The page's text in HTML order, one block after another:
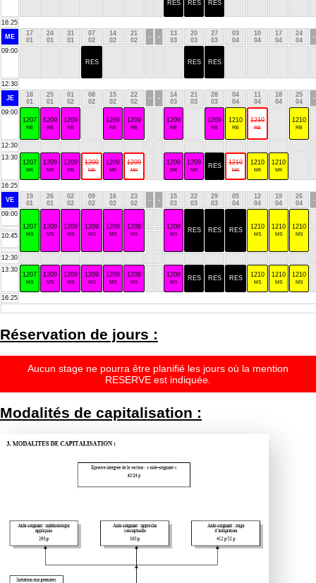
RES RES RES
16:25
ME
17
01
24
01
31
01
07
02
14
02
21
02
- -
13
03
20
03
27
03
03
04
10
04
17
04
24
04
-
09:00
RES
RES RES
12:30
JE
18
01
25
01
01
02
08
02
15
02
22
02
- -
14
03
21
03
28
03
04
04
11
04
18
04
25
04
-
09:00
1207
RB
1209
RB
1209
RB
1209
RB
1209
RB
1209
RB
1209
RB
1210
RB
1210
RB
1210
RB
12:30
13:30
1207
MK
1209
MK
1209
MK
1209
MK
1209
MK
1209
MK
1209
MK
1209
MK
RES 1210
MK
1210
MK
1210
MK
16:25
VE
19
01
26
01
02
02
09
02
16
02
23
02
- -
15
03
22
03
29
03
05
04
12
04
19
04
26
04
-
09:00
1207
MS
1209
MS
1209
MS
1209
MS
1209
MS
1209
MS
1209
MS
RES RES RES 1210
MS
1210
MS
1210
MS
10:45
12:30
13:30
1207
MS
1209
MS
1209
MS
1209
MS
1209
MS
1209
MS
1209
MS
RES RES RES 1210
MS
1210
MS
1210
MS
16:25
Réservation de jours :
Aucun stage ne pourra être planifié les jours où la mention
RESERVE est indiquée.
Modalités de capitalisation :